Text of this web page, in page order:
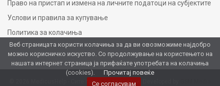
Веб страницата користи колачиња за да ви овозможиме најдобро
можно корисничко искуство. Со продолжување на користењето на
нашата интернет страница ја прифаќате употребата на колачиња
(cookies).
Прочитај повеќе
Се согласувам
Право на пристап и измена на личните податоци на субјектите
Услови и правила за купување
Политика за колачиња
© 2026 MedicusHelp - Сите права се задржани. Developed by